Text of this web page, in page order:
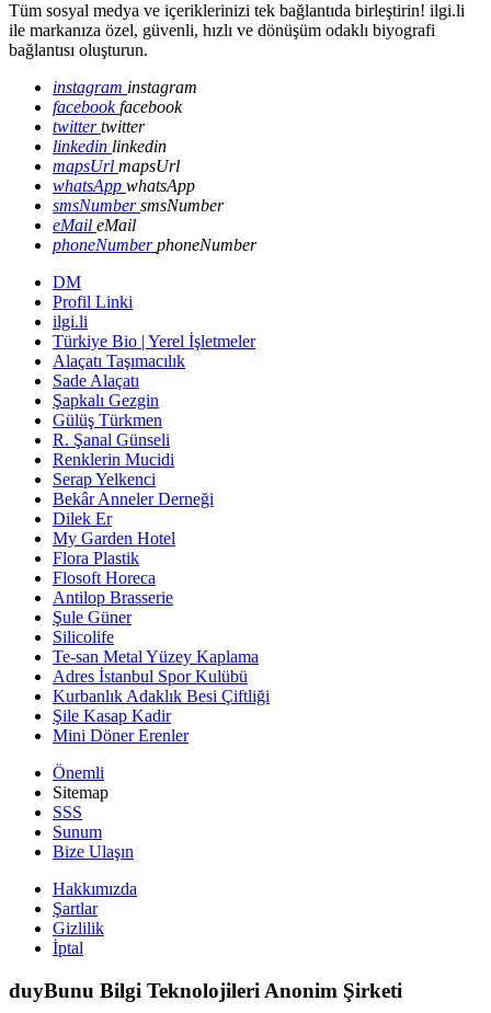
Tüm sosyal medya ve içeriklerinizi tek bağlantıda birleştirin! ilgi.li
ile markanıza özel, güvenli, hızlı ve dönüşüm odaklı biyografi
bağlantısı oluşturun.
instagram instagram
facebookfacebook
twittertwitter
linkedin linkedin
mapsUrl mapsUrl
whatsApp whatsApp
smsNumbersmsNumber
eMail eMail
phoneNumberphoneNumber
DM
Profil Linki
ilgi.li
Türkiye Bio | Yerel İşletmeler
Alaçatı Taşımacılık
Sade Alaçatı
Şapkalı Gezgin
Gülüş Türkmen
R. Şanal Günseli
Renklerin Mucidi
Serap Yelkenci
Bekâr Anneler Derneği
Dilek Er
My Garden Hotel
Flora Plastik
Flosoft Horeca
Antilop Brasserie
Şule Güner
Silicolife
Te-san Metal Yüzey Kaplama
Adres İstanbul Spor Kulübü
Kurbanlık Adaklık Besi Çiftliği
Şile Kasap Kadir
Mini Döner Erenler
Önemli
Sitemap
SSS
Sunum
Bize Ulaşın
Hakkımızda
Şartlar
Gizlilik
İptal
duyBunu Bilgi Teknolojileri Anonim Şirketi